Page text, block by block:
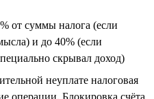
от суммы налога (если
и до 40% (если
скрывал доход)
неуплате налоговая
операции. Блокировка счёта